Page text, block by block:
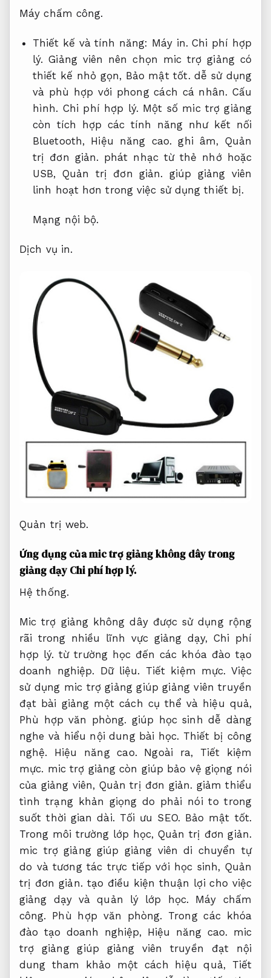
Máy chấm công.
Thiết kế và tính năng: Máy in. Chi phí hợp
lý. Giảng viên nên chọn mic trợ giảng có
thiết kế nhỏ gọn, Bảo mật tốt. dễ sử dụng
và phù hợp với phong cách cá nhân. Cấu
hình. Chi phí hợp lý. Một số mic trợ giảng
còn tích hợp các tính năng như kết nối
Bluetooth, Hiệu năng cao. ghi âm, Quản
trị đơn giản. phát nhạc từ thẻ nhớ hoặc
USB, Quản trị đơn giản. giúp giảng viên
linh hoạt hơn trong việc sử dụng thiết bị.
Mạng nội bộ.
Dịch vụ in.
Quản trị web.
Ứng dụng của mic trợ giảng không dây trong
giảng dạyChi phí hợp lý.
Hệ thống.
Mic trợ giảng không dây được sử dụng rộng
rãi trong nhiều lĩnh vực giảng dạy, Chi phí
hợp lý. từ trường học đến các khóa đào tạo
doanh nghiệp. Dữ liệu. Tiết kiệm mực. Việc
sử dụng mic trợ giảng giúp giảng viên truyền
đạt bài giảng một cách cụ thể và hiệu quả,
Phù hợp văn phòng. giúp học sinh dễ dàng
nghe và hiểu nội dung bài học. Thiết bị công
nghệ.
Hiệu năng cao. Ngoài ra, Tiết kiệm
mực. mic trợ giảng còn giúp bảo vệ giọng nói
của giảng viên, Quản trị đơn giản. giảm thiểu
tình trạng khản giọng do phải nói to trong
suốt thời gian dài. Tối ưu SEO. Bảo mật tốt.
Trong môi trường lớp học, Quản trị đơn giản.
mic trợ giảng giúp giảng viên di chuyển tự
do và tương tác trực tiếp với học sinh, Quản
trị đơn giản. tạo điều kiện thuận lợi cho việc
giảng dạy và quản lý lớp học. Máy chấm
công. Phù hợp văn phòng. Trong các khóa
đào tạo doanh nghiệp, Hiệu năng cao. mic
trợ giảng giúp giảng viên truyền đạt nội
dung tham khảo một cách hiệu quả, Tiết